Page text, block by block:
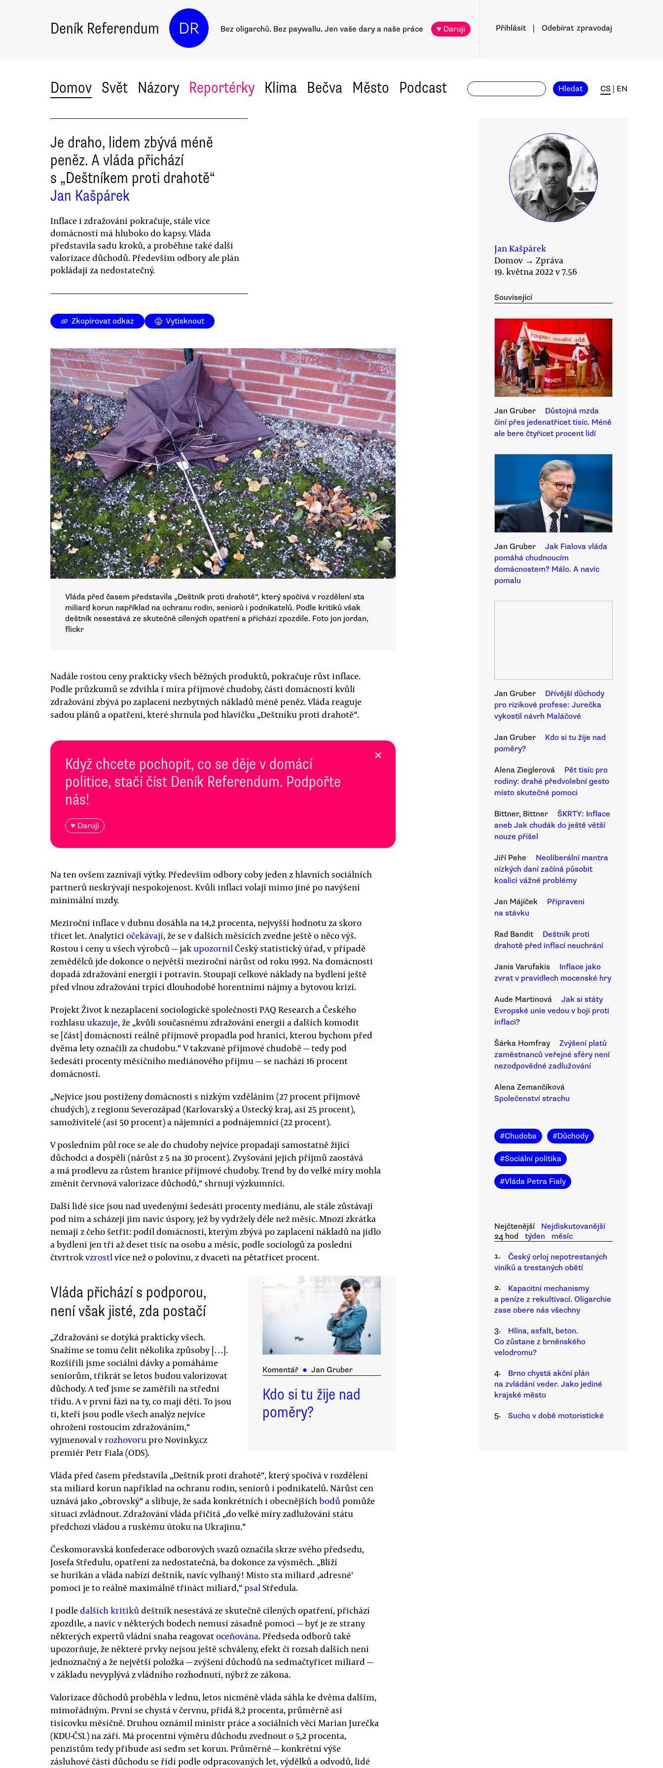
Deník Referendum DR Bez oligarchů. Bez paywallu. Jen vaše dary a naše práce ♥ Daruji Přihlásit Odebírat zpravodaj
Domov Svět Názory Reportérky Klima Bečva Město Podcast Hledat CS EN
Je draho, lidem zbývá méně
peněz. A vláda přichází
s „Deštníkem proti drahotě“
Jan Kašpárek
Inflace i zdražování pokračuje, stále více
domácností má hluboko do kapsy. Vláda
představila sadu kroků, a proběhne také další
valorizace důchodů. Především odbory ale plán
pokládají za nedostatečný.
Zkopírovat odkaz Vytisknout
Vláda před časem představila „Deštník proti drahotě“, který spočívá v rozdělení sta
miliard korun například na ochranu rodin, seniorů i podnikatelů. Podle kritiků však
deštník nesestává ze skutečně cílených opatření a přichází zpozdile. Foto jon jordan,
flickr
Nadále rostou ceny prakticky všech běžných produktů, pokračuje růst inflace.
Podle průzkumů se zdvihla i míra příjmové chudoby, části domácností kvůli
zdražování zbývá po zaplacení nezbytných nákladů méně peněz. Vláda reaguje
sadou plánů a opatření, které shrnula pod hlavičku „Deštníku proti drahotě“.
Když chcete pochopit, co se děje v domácí
politice, stačí číst Deník Referendum. Podpořte
nás!
♥ Daruji
×
Na ten ovšem zaznívají výtky. Především odbory coby jeden z hlavních sociálních
partnerů neskrývají nespokojenost. Kvůli inflaci volají mimo jiné po navýšení
minimální mzdy.
Meziroční inflace v dubnu dosáhla na 14,2 procenta, nejvyšší hodnotu za skoro
třicet let. Analytici očekávají, že se v dalších měsících zvedne ještě o něco výš.
Rostou i ceny u všech výrobců — jakupozornilČeský statistický úřad, v případě
zemědělců jde dokonce o největší meziroční nárůst od roku 1992. Na domácnosti
dopadá zdražování energií i potravin. Stoupají celkové náklady na bydlení ještě
před vlnou zdražování trpící dlouhodobě horentními nájmy a bytovou krizí.
Projekt Život k nezaplacení sociologické společnosti PAQ Research a Českého
rozhlasuukazuje, že „kvůli současnému zdražování energií a dalších komodit
se [část] domácností reálně příjmově propadla pod hranici, kterou bychom před
dvěma lety označili za chudobu.“ V takzvané příjmové chudobě — tedy pod
šedesáti procenty měsíčního mediánového příjmu — se nachází 16 procent
domácností.
„Nejvíce jsou postiženy domácnosti s nízkým vzděláním (27 procent příjmově
chudých), z regionu Severozápad (Karlovarský a Ústecký kraj, asi 25 procent),
samoživitelé (asi 50 procent) a nájemníci a podnájemníci (22 procent).
V posledním půl roce se ale do chudoby nejvíce propadají samostatně žijící
důchodci a dospělí (nárůst z 5 na 30 procent). Zvyšování jejich příjmů zaostává
a má prodlevu za růstem hranice příjmové chudoby. Trend by do velké míry mohla
změnit červnová valorizace důchodů,“ shrnují výzkumníci.
Další lidé sice jsou nad uvedenými šedesáti procenty mediánu, ale stále zůstávají
pod ním a scházejí jim navíc úspory, jež by vydržely déle než měsíc. Mnozí zkrátka
nemají z čeho šetřit: podíl domácností, kterým zbývá po zaplacení nákladů na jídlo
a bydlení jen tři až deset tisíc na osobu a měsíc, podle sociologů za poslední
čtvrtrokvzrostlvíce než o polovinu, z dvaceti na pětatřicet procent.
Komentář ● Jan Gruber
Kdo si tu žije nad
poměry?
Vláda přichází s podporou,
není však jisté, zda postačí
„Zdražování se dotýká prakticky všech.
Snažíme se tomu čelit několika způsoby […].
Rozšířili jsme sociální dávky a pomáháme
seniorům, třikrát se letos budou valorizovat
důchody. A teď jsme se zaměřili na střední
třídu. A v první fázi na ty, co mají děti. To jsou
ti, kteří jsou podle všech analýz nejvíce
ohroženi rostoucím zdražováním,“
vyjmenoval vrozhovorupro Novinky.cz
premiér Petr Fiala (ODS).
Vláda před časem představila „Deštník proti drahotě“, který spočívá v rozdělení
sta miliard korun například na ochranu rodin, seniorů i podnikatelů. Nárůst cen
uznává jako „obrovský“ a slibuje, že sada konkrétních i obecnějšíchbodůpomůže
situaci zvládnout. Zdražování vláda přičítá „do velké míry zadlužování státu
předchozí vládou a ruskému útoku na Ukrajinu.“
Českomoravská konfederace odborových svazů označila skrze svého předsedu,
Josefa Středulu, opatření za nedostatečná, ba dokonce za výsměch. „Blíží
se hurikán a vláda nabízí deštník, navíc vylhaný! Místo sta miliard ‚adresné‘
pomoci je to reálně maximálně třináct miliard,“psalStředula.
I podledalších kritikůdeštník nesestává ze skutečně cílených opatření, přichází
zpozdile, a navíc v některých bodech nemusí zásadně pomoci — byť je ze strany
některých expertů vládní snaha reagovatoceňována. Předseda odborů také
upozorňuje, že některé prvky nejsou ještě schváleny, efekt či rozsah dalších není
jednoznačný a že největší položka — zvýšení důchodů na sedmačtyřicet miliard —
v základu nevyplývá z vládního rozhodnutí, nýbrž ze zákona.
Valorizace důchodů proběhla v lednu, letos nicméně vláda sáhla ke dvěma dalším,
mimořádným. První se chystá v červnu, přidá 8,2 procenta, průměrně asi
tisícovku měsíčně. Druhou oznámil ministr práce a sociálních věcí Marian Jurečka
(KDU-ČSL) na září. Má procentní výměru důchodu zvednout o 5,2 procenta,
penzistům tedy přibude asi sedm set korun. Průměrně — konkrétní výše
zásluhové části důchodu se řídí podle odpracovaných let, výdělků a odvodů, lidé
Jan Kašpárek
Domov → Zpráva
19. května 2022 v 7.56
Související
Jan Gruber
Důstojná mzda
činí přes jedenatřicet tisíc. Méně
ale bere čtyřicet procent lidí
Jan Gruber
Jak Fialova vláda
pomáhá chudnoucím
domácnostem? Málo. A navíc
pomalu
Jan Gruber
Dřívější důchody
pro rizikové profese: Jurečka
vykostil návrh Maláčové
Jan Gruber
Kdo si tu žije nad
poměry?
Alena Zieglerová
Pět tisíc pro
rodiny: drahé předvolební gesto
místo skutečné pomoci
Bittner, Bittner
ŠKRTY: Inflace
aneb Jak chudák do ještě větší
nouze přišel
Jiří Pehe
Neoliberální mantra
nízkých daní začíná působit
koalici vážné problémy
Jan Májíček
Připraveni
na stávku
Rad Bandit
Deštník proti
drahotě před inflací neuchrání
Janis Varufakis
Inflace jako
zvrat v pravidlech mocenské hry
Aude Martinová
Jak si státy
Evropské unie vedou v boji proti
inflaci?
Šárka Homfray
Zvýšení platů
zaměstnanců veřejné sféry není
nezodpovědné zadlužování
Alena Zemančíková
Společenství strachu
#Chudoba #Důchody
#Sociální politika
#Vláda Petra Fialy
Nejčtenější
Nejdiskutovanější
24 hod
týden
měsíc
1.
Český orloj nepotrestaných
viníků a trestaných obětí
2.
Kapacitní mechanismy
a peníze z rekultivací. Oligarchie
zase obere nás všechny
3.
Hlína, asfalt, beton.
Co zůstane z brněnského
velodromu?
4.
Brno chystá akční plán
na zvládání veder. Jako jediné
krajské město
5.
Sucho v době motoristické